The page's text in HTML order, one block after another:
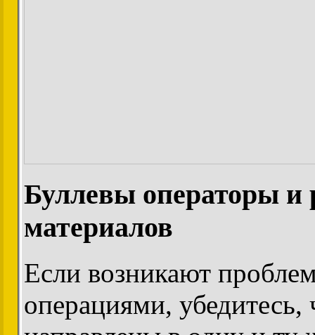
Буллевы операторы и
материалов
Если возникают
операциями, убедитесь,